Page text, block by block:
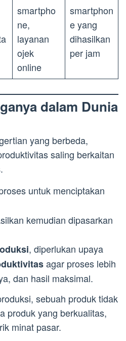
smartpho
ne,
layanan
ojek
online
smartphon
e yang
dihasilkan
per jam
dalam Dunia
yang berbeda,
saling berkaitan
untuk menciptakan
kemudian dipasarkan
, diperlukan upaya
agar proses lebih
dan hasil maksimal.
sebuah produk tidak
produk yang berkualitas,
minat pasar.